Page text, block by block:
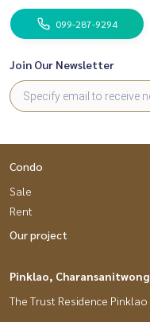
099-287-9294
Join Our Newsletter
Condo
Sale
Rent
Our project
Pinklao, Charansanitwong
The Trust Residence Pinklao